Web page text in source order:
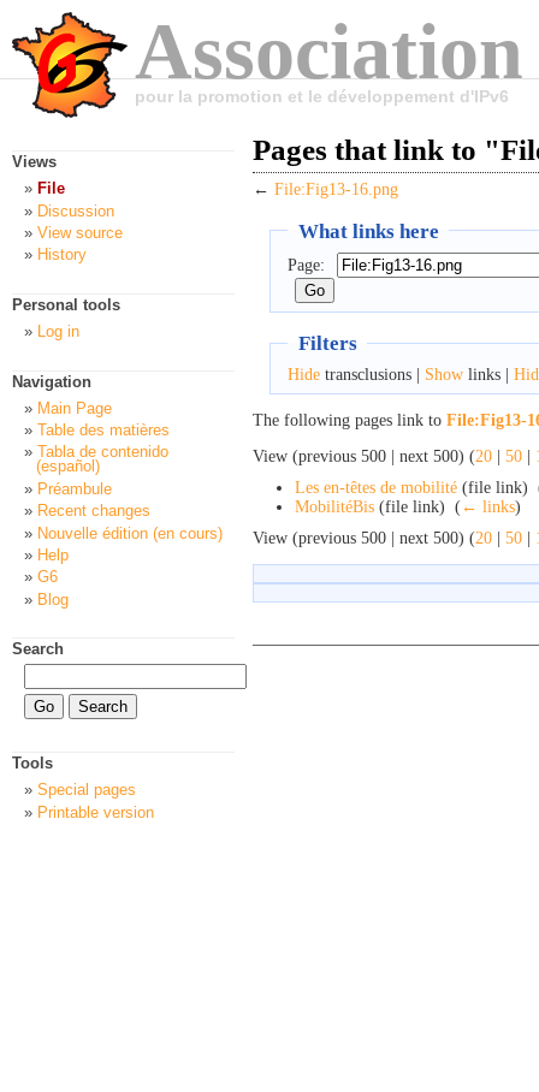
pour la promotion et le développement d'IPv6
Pages that link to
← File:Fig13-16.png
What links here
Page:
Filters
Hidetransclusions | Showlinks |
The following pages link to File:Fig13-
View (previous 500 | next 500) (20 | 50 |
Les en-têtes de mobilité (file link) ‎
MobilitéBis (file link) ‎ ( ← links)
View (previous 500 | next 500) (20 | 50 |
Views
File
Discussion
View source
History
Personal tools
Log in
Navigation
Main Page
Table des matières
Tabla de contenido
(español)
Préambule
Recent changes
Nouvelle édition (en cours)
Help
G6
Blog
Search
Tools
Special pages
Printable version